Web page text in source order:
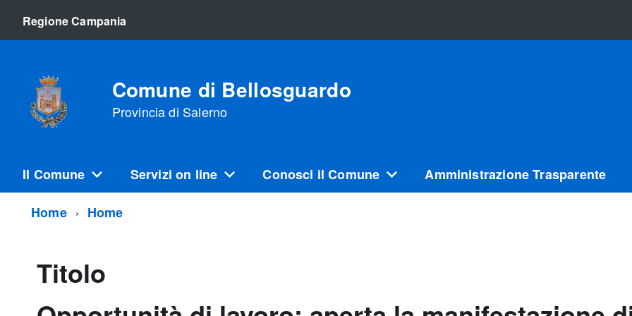
Regione Campania
Comune di Bellosguardo
Provincia di Salerno
Il Comune Servizi on line Conosci il Comune Amministrazione Trasparente
Home Home
Titolo